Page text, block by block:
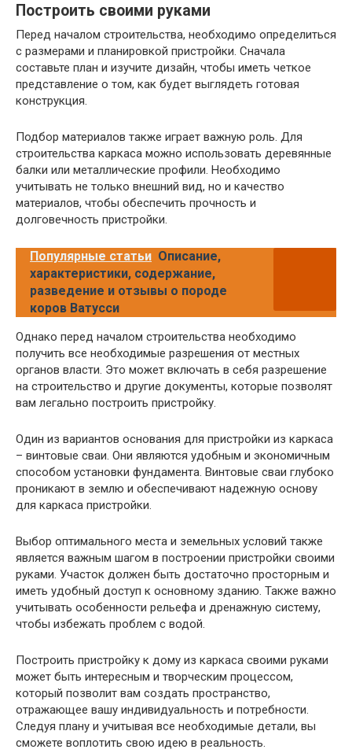
Построить своими руками
Перед началом строительства, необходимо определиться
с размерами и планировкой пристройки. Сначала
составьте план и изучите дизайн, чтобы иметь четкое
представление о том, как будет выглядеть готовая
конструкция.
Подбор материалов также играет важную роль. Для
строительства каркаса можно использовать деревянные
балки или металлические профили. Необходимо
учитывать не только внешний вид, но и качество
материалов, чтобы обеспечить прочность и
долговечность пристройки.
Популярные статьи Описание,
характеристики, содержание,
разведение и отзывы о породе
коров Ватусси
Однако перед началом строительства необходимо
получить все необходимые разрешения от местных
органов власти. Это может включать в себя разрешение
на строительство и другие документы, которые позволят
вам легально построить пристройку.
Один из вариантов основания для пристройки из каркаса
– винтовые сваи. Они являются удобным и экономичным
способом установки фундамента. Винтовые сваи глубоко
проникают в землю и обеспечивают надежную основу
для каркаса пристройки.
Выбор оптимального места и земельных условий также
является важным шагом в построении пристройки своими
руками. Участок должен быть достаточно просторным и
иметь удобный доступ к основному зданию. Также важно
учитывать особенности рельефа и дренажную систему,
чтобы избежать проблем с водой.
Построить пристройку к дому из каркаса своими руками
может быть интересным и творческим процессом,
который позволит вам создать пространство,
отражающее вашу индивидуальность и потребности.
Следуя плану и учитывая все необходимые детали, вы
сможете воплотить свою идею в реальность.